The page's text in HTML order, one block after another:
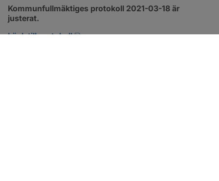
Kommunfullmäktiges protokoll 2021-03-18 är
justerat.
Länk till protokoll
pdf, 315.2 kB, öppnas i nytt fönster.